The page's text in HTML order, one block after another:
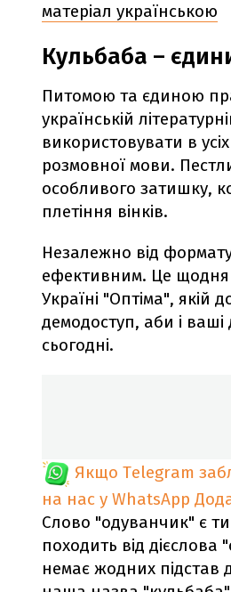
матеріал українською
Кульбаба –
Питомою та єдиною
українській
використовувати в
розмовної мови.
особливого затишку,
плетіння вінків.
Незалежно від
ефективним. Це
Україні "Оптіма", якій
демодоступ, аби і
сьогодні.
Якщо Telegram
на нас у WhatsApp
Слово "одуванчик" є
походить від дієслова
немає жодних підстав